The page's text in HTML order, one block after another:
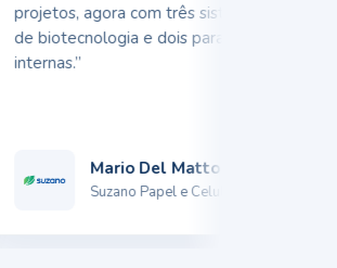
projetos, agora com três sistemas na área
de biotecnologia e dois para demandas
internas.”
Mario Del Matto
Suzano Papel e Celulose